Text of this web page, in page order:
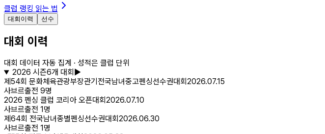
클럽 랭킹 읽는 법
대회이력 선수
대회 이력
대회 데이터 자동 집계 · 성적은 클럽 단위
2026 시즌6개 대회 ▶
제54회 문화체육관광부장관기전국남녀중고펜싱선수권대회 2026.07.15
사브르출전 9명
2026 펜싱 클럽 코리아 오픈대회 2026.07.10
사브르출전 1 명
제64회 전국남녀종별펜싱선수권대회 2026.06.30
사브르출전 1 명